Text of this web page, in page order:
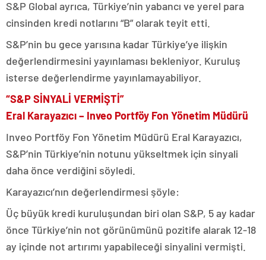
S&P Global ayrıca, Türkiye’nin yabancı ve yerel para
cinsinden kredi notlarını “B” olarak teyit etti.
S&P’nin bu gece yarısına kadar Türkiye’ye ilişkin
değerlendirmesini yayınlaması bekleniyor. Kuruluş
isterse değerlendirme yayınlamayabiliyor.
“S&P SİNYALİ VERMİŞTİ”
Eral Karayazıcı – Inveo Portföy Fon Yönetim Müdürü
Inveo Portföy Fon Yönetim Müdürü Eral Karayazıcı,
S&P’nin Türkiye’nin notunu yükseltmek için sinyali
daha önce verdiğini söyledi.
Karayazıcı’nın değerlendirmesi şöyle:
Üç büyük kredi kuruluşundan biri olan S&P, 5 ay kadar
önce Türkiye’nin not görünümünü pozitife alarak 12-18
ay içinde not artırımı yapabileceği sinyalini vermişti.